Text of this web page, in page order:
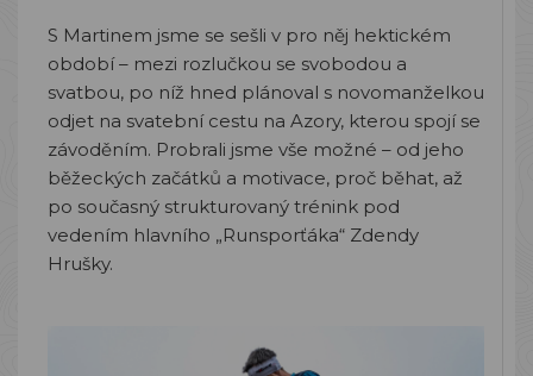
S Martinem jsme se sešli v pro něj hektickém
období – mezi rozlučkou se svobodou a
svatbou, po níž hned plánoval s novomanželkou
odjet na svatební cestu na Azory, kterou spojí se
závoděním. Probrali jsme vše možné – od jeho
běžeckých začátků a motivace, proč běhat, až
po současný strukturovaný trénink pod
vedením hlavního „Runsporťáka“ Zdendy
Hrušky.